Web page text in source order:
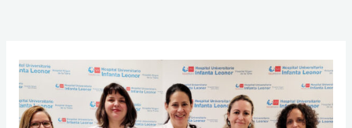
o
k
r